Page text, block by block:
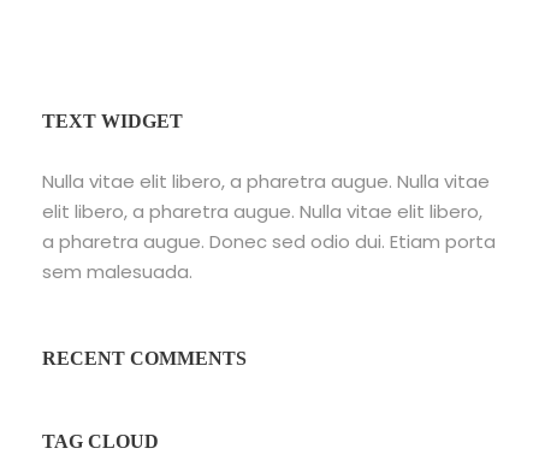
TEXT WIDGET
Nulla vitae elit libero, a pharetra augue. Nulla vitae
elit libero, a pharetra augue. Nulla vitae elit libero,
a pharetra augue. Donec sed odio dui. Etiam porta
sem malesuada.
RECENT COMMENTS
TAG CLOUD